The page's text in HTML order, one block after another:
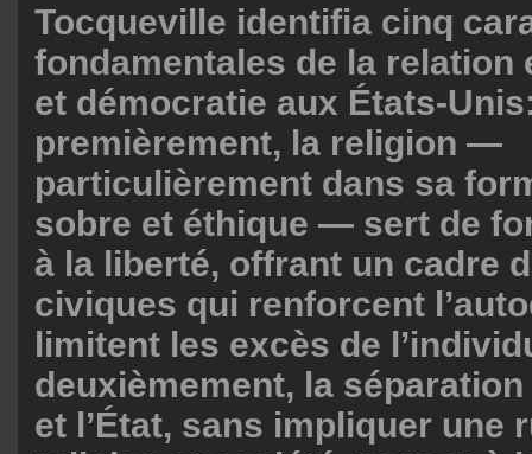
Tocqueville identifia cinq
fondamentales de la relation
et démocratie aux États-
premièrement, la religion —
particulièrement dans sa
sobre et éthique — sert de
à la liberté, offrant un cadre
civiques qui renforcent
limitent les excès de
deuxièmement, la séparation
et l’État, sans impliquer une